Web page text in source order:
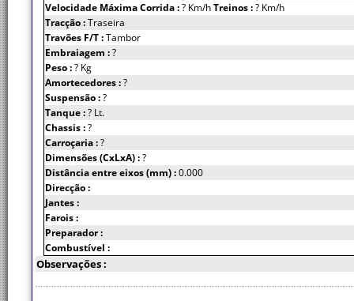
Velocidade Máxima Corrida :? Km/hTreinos :? Km/h
Tracção :Traseira
Travões F/T :Tambor
Embraiagem :?
Peso :? Kg
Amortecedores :?
Suspensão :?
Tanque :? Lt.
Chassis :?
Carroçaria :?
Dimensões (CxLxA) :?
Distância entre eixos (mm) :0.000
Direcção :
Jantes :
Farois :
Preparador :
Combustível :
Observações :